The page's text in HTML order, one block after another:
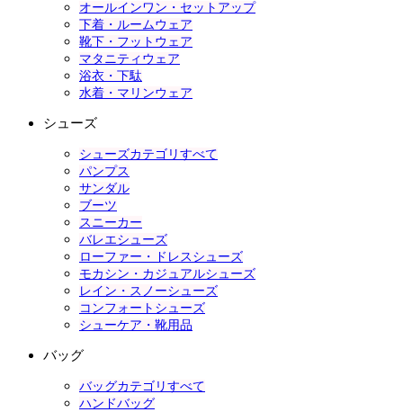
オールインワン・セットアップ
下着・ルームウェア
靴下・フットウェア
マタニティウェア
浴衣・下駄
水着・マリンウェア
シューズ
シューズカテゴリすべて
パンプス
サンダル
ブーツ
スニーカー
バレエシューズ
ローファー・ドレスシューズ
モカシン・カジュアルシューズ
レイン・スノーシューズ
コンフォートシューズ
シューケア・靴用品
バッグ
バッグカテゴリすべて
ハンドバッグ